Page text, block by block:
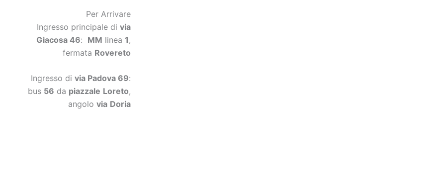
Per Arrivare
Ingresso principale di via
Giacosa 46: MM linea 1 ,
fermata Rovereto
Ingresso di via Padova 69:
bus 56 da piazzale Loreto,
angolo via Doria